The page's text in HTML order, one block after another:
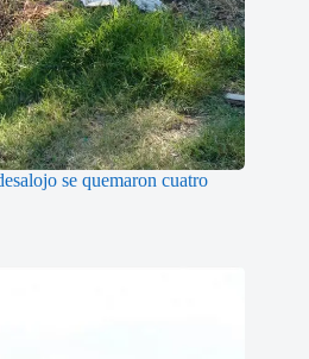
se quemaron cuatro